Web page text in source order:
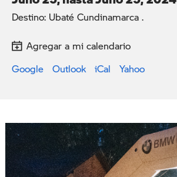
Destino: Ubaté Cundinamarca .
Agregar a mi calendario
Google
Outlook iCal Yahoo